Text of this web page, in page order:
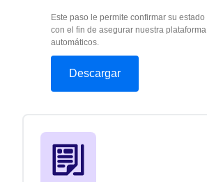
Este paso le permite confirmar su
con el fin de asegurar nuestra
automáticos.